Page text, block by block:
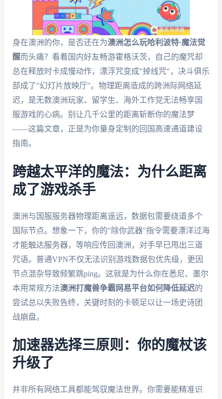
身在澳洲的你，是否还在为澳洲怎么玩哈利波特·魔法觉
醒而头痛？看着国内好友畅游霍格沃茨，自己的魔咒却
总在释放时卡成慢动作，漂浮咒变成"掉线咒"，决斗俱乐
部成了"幻灯片放映厅"。物理距离造成的跨洲际网络延
迟，是无数澳洲玩家、留学生、海外工作党无法畅享国
服游戏的心病。别让几千公里的距离斩断你的魔法梦
——这篇文章，正是为你量身定制的回国高速通道建设
指南。
跨越太平洋的魔法：为什么距离
成了游戏杀手
澳洲与国服服务器物理距离遥远，数据包需要绕道多个
国际节点。想象一下，你的"除你武器"指令需要漂洋过海
才能触达服务器，等响应传回澳洲，对手早已甩出三道
咒语。普通VPN不仅无法识别游戏数据包优先级，更因
节点混杂导致频繁跳ping。这就是为什么你在悉尼、墨尔
本用常规方法澳洲打魔兽争霸网易平台如何降低延迟的
尝试总以失败告终，关键时刻的卡顿足以让一场史诗团
战崩盘。
加速器选择三原则：你的魔杖该
升级了
并非所有网络工具都能驾驭魔法世界。你需要能精准识